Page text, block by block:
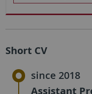
Short CV
since 2018
Assistant